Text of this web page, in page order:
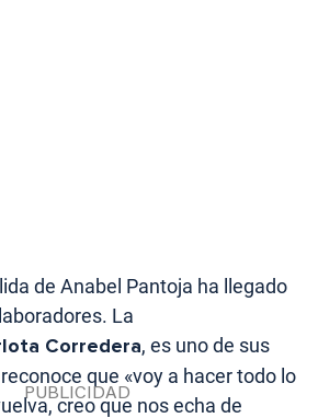
de Anabel Pantoja ha llegado
La
Corredera, es uno de sus
que «voy a hacer todo lo
creo que nos echa de